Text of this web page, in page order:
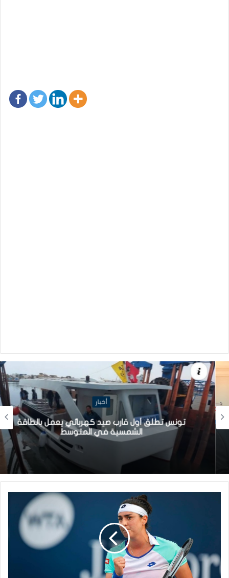
أخبار
تونس تطلق أول قارب صيد كهربائي يعمل بالطاقة
الشمسية في المتوسط